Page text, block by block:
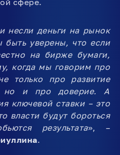
сфере.
несли деньги на рынок
быть уверены, что если
на бирже бумаги,
когда мы говорим про
только про развитие
но и про доверие. А
ключевой ставки – это
власти будут бороться
результата», –
.